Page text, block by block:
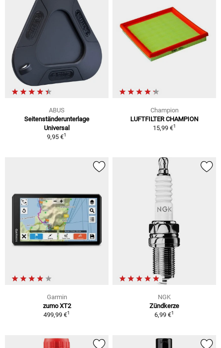
ABUS
Seitenständerunterlage
Universal
9,95 €1
Champion
LUFTFILTER CHAMPION
15,99 €1
Garmin
zumo XT2
499,99 €1
NGK
Zündkerze
6,99 €1